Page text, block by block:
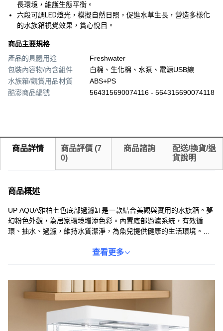
長環境，維護生態平衡。
六段可調LED燈光，模擬自然日照，促進水草生長，營造多樣化
的水族箱視覺效果，賞心悅目。
商品主要規格
產品的具體用途
Freshwater
包裝內容物/內含組件
白棉、生化棉、水泵、電源USB線
水族箱/觀賞用品材質
ABS+PS
酷澎商品編號
564315690074116 - 564315690074118
商品詳情 商品評價 (7
0)
商品諮詢
配送/換貨/退
貨說明
商品概述
UP AQUA雅柏七色底部過濾缸是一款結合美觀與實用的水族箱。夢
幻粉色外觀，為居家環境增添色彩。內置底部過濾系統，有效循
環、抽水、過濾，維持水質潔淨，為魚兒提供健康的生活環境。搭
視覺效果。此外，花盆設計方便種植小型水草，增添生態造景樂
查看更多